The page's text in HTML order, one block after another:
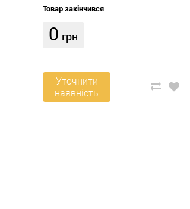
Товар закінчився
0 грн
Уточнити
наявність